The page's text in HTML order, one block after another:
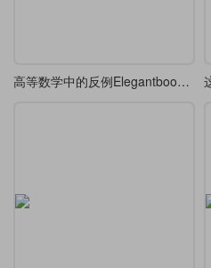
高等数学中的反例Elegantbook重排